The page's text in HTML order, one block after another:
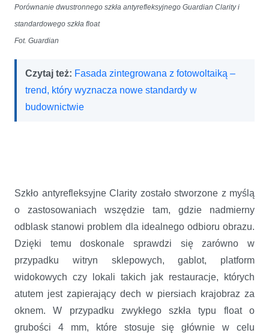
Porównanie dwustronnego szkła antyrefleksyjnego Guardian Clarity i
standardowego szkła float
Fot. Guardian
Czytaj też: Fasada zintegrowana z fotowoltaiką –
trend, który wyznacza nowe standardy w
budownictwie
Szkło antyrefleksyjne Clarity zostało stworzone z myślą
o zastosowaniach wszędzie tam, gdzie nadmierny
odblask stanowi problem dla idealnego odbioru obrazu.
Dzięki temu doskonale sprawdzi się zarówno w
przypadku witryn sklepowych, gablot, platform
widokowych czy lokali takich jak restauracje, których
atutem jest zapierający dech w piersiach krajobraz za
oknem. W przypadku zwykłego szkła typu float o
grubości 4 mm, które stosuje się głównie w celu